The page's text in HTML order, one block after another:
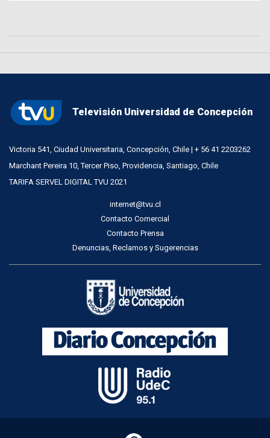
Televisión Universidad de Concepción
Victoria 541, Ciudad Universitaria, Concepción, Chile | + 56 41 2203262
Marchant Pereira 10, Tercer Piso, Providencia, Santiago, Chile
TARIFA SERVEL DIGITAL TVU 2021
internet@tvu.cl
Contacto Comercial
Contacto Prensa
Denuncias, Reclamos y Sugerencias